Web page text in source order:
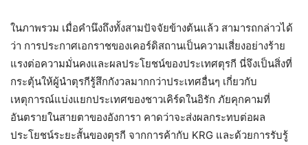
ในภาพรวม เมื่อคำนึงถึงทั้งสามปัจจัยข้างต้นแล้ว สามารถกล่าวได้
ว่า การประกาศเอกราชของเคอร์ดิสถานเป็นความเสี่ยงอย่างร้าย
แรงต่อความมั่นคงและผลประโยชน์ของประเทศตุรกี นี่จึงเป็นสิ่งที่
กระตุ้นให้ผู้นำตุรกีรู้สึกกังวลมากกว่าประเทศอื่นๆ เกี่ยวกับ
เหตุการณ์แบ่งแยกประเทศของชาวเคิร์ดในอิรัก ภัยคุกคามที่
อันตรายในสายตาของอังการา คาดว่าจะส่งผลกระทบต่อผล
ประโยชน์ระยะสั้นของตุรกี จากการค้ากับ KRG และด้วยการรับรู้